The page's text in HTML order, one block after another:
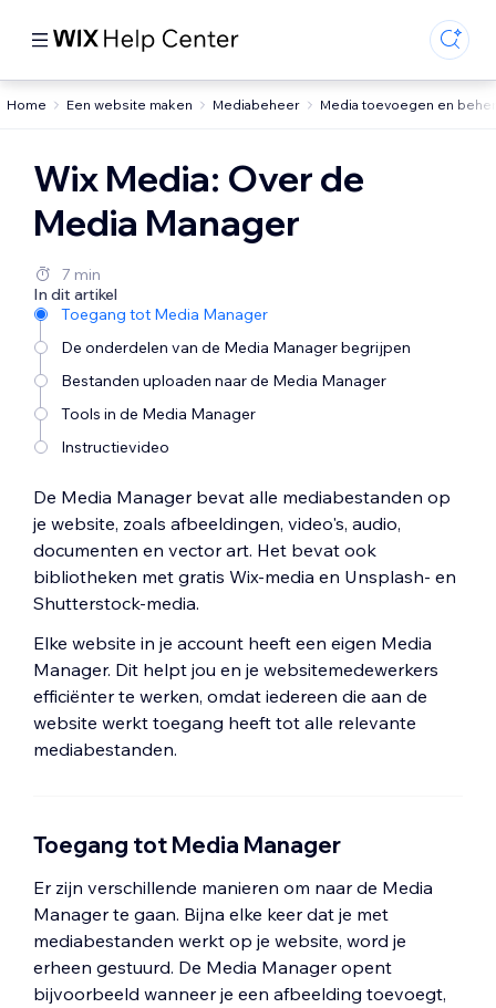
Home Een website maken Mediabeheer Media toevoegen en
Wix Media: Over de
Media Manager
7 min
In dit artikel
Toegang tot Media Manager
De onderdelen van de Media Manager begrijpen
Bestanden uploaden naar de Media Manager
Tools in de Media Manager
Instructievideo
De Media Manager bevat alle mediabestanden op
je website, zoals afbeeldingen, video's, audio,
documenten en vector art. Het bevat ook
bibliotheken met gratis Wix-media en Unsplash- en
Shutterstock-media.
Elke website in je account heeft een eigen Media
Manager. Dit helpt jou en je websitemedewerkers
efficiënter te werken, omdat iedereen die aan de
website werkt toegang heeft tot alle relevante
mediabestanden.
Toegang tot Media Manager
Er zijn verschillende manieren om naar de Media
Manager te gaan. Bijna elke keer dat je met
mediabestanden werkt op je website, word je
erheen gestuurd. De Media Manager opent
bijvoorbeeld wanneer je een afbeelding toevoegt,